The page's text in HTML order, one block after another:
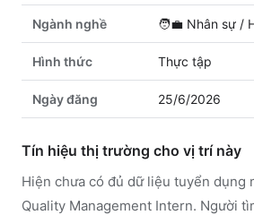
Ngành nghề 🧑‍💼 Nhân sự /
Hình thức Thực tập
Ngày đăng 25/6/2026
Tín hiệu thị trường cho vị trí này
Hiện chưa có đủ dữ liệu tuyển dụng
Quality Management Intern. Người